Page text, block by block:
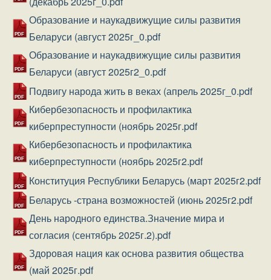
Документ
Образование и наукадвижущие силы развития
Беларуси (август 2025г_0.pdf
Документ
Образование и наукадвижущие силы развития
Беларуси (август 2025г2_0.pdf
Документ
Подвигу народа жить в веках (апрель 2025г_0.pdf
Документ
Кибербезопасность и профилактика
киберпреступности (ноябрь 2025г.pdf
Документ
Кибербезопасность и профилактика
киберпреступности (ноябрь 2025г2.pdf
Документ
Конституция Республики Беларусь (март 2025г2.pdf
Документ
Беларусь -страна возможностей (июнь 2025г2.pdf
Документ
День народного единства.Значение мира и
согласия (сентябрь 2025г.2).pdf
Документ
Здоровая нация как основа развития общества
(май 2025г.pdf